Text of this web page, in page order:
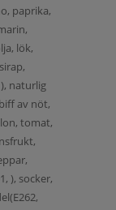
paprika,
lök,
naturlig
av nöt,
tomat,
), socker,